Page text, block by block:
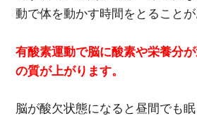
動で体を動かす時間をとることが
有酸素運動で脳に酸素や栄養分
の質が上がります。
脳が酸欠状態になると昼間でも